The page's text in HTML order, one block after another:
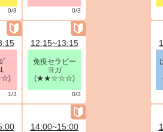
0/3 0/3
ｶﾞ
1/3
12:15~13:15
免疫セラピー
ヨガ
(★★☆☆☆)
0/3
14:00~15:00